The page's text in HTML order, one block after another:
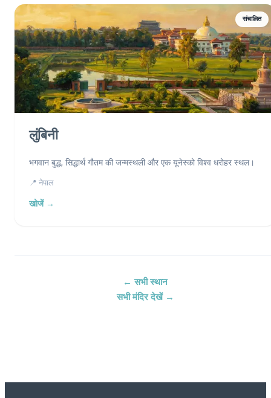
संचालित
लुंबिनी
भगवान बुद्ध, सिद्धार्थ गौतम की जन्मस्थली और एक यूनेस्को विश्व धरोहर स्थल।
📍 नेपाल
खोजें →
← सभी स्थान
सभी मंदिर देखें →